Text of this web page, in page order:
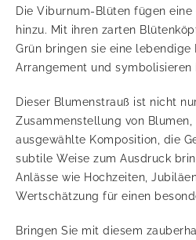
Die Viburnum-Blüten fügen
hinzu. Mit ihren zarten
Grün bringen sie eine lebendige
Arrangement und symbolisieren
Dieser Blumenstrauß ist nicht
Zusammenstellung von
ausgewählte Komposition, die
subtile Weise zum Ausdruck
Anlässe wie Hochzeiten,
Wertschätzung für einen
Bringen Sie mit diesem